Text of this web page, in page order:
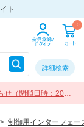
ト
0
詳細検索
せ（閉鎖日時：2026
> 制御用インターフェー